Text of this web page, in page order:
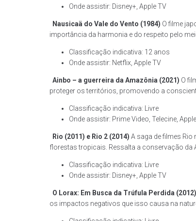
Onde assistir: Disney+, Apple TV
Nausicaä do Vale do Vento (1984) O filme
importância da harmonia e do respeito pelo
Classificação indicativa: 12 anos
Onde assistir: Netflix, Apple TV
Ainbo – a guerreira da Amazônia (2021) O
proteger os territórios, promovendo a
Classificação indicativa: Livre
Onde assistir: Prime Video, Telecine,
Rio (2011) e Rio 2 (2014) A saga de filmes Rio
florestas tropicais. Ressalta a conservação da
Classificação indicativa: Livre
Onde assistir: Disney+, Apple TV
O Lorax: Em Busca da Trúfula Perdida (2012)
os impactos negativos que isso causa na